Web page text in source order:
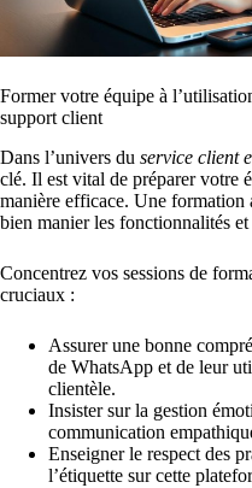
Former votre équipe à
support client
Dans l’univers du service client
clé. Il est vital de préparer votre
manière efficace. Une formation
bien manier les fonctionnalités
Concentrez vos sessions de
cruciaux :
Assurer une bonne
de WhatsApp et de leur
clientèle.
Insister sur la gestion
communication
Enseigner le respect des
l’étiquette sur cette